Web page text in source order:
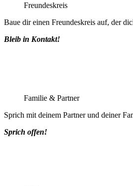
Freundeskreis
Baue dir einen Freundeskreis auf, der
Bleib in Kontakt!
Familie & Partner
Sprich mit deinem Partner und deiner
Sprich offen!